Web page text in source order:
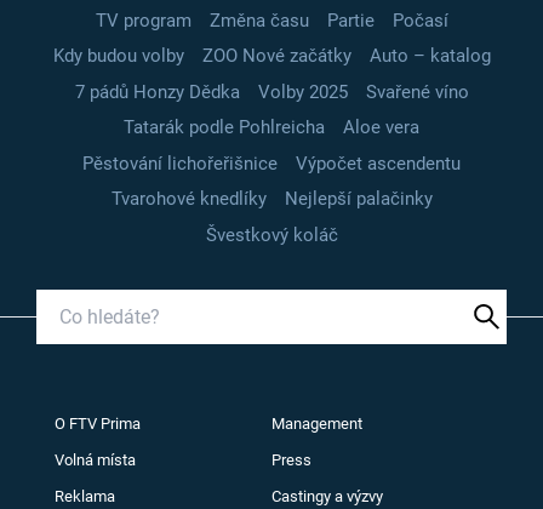
TV program
Změna času Partie
Počasí
Kdy budou volby
ZOO Nové začátky
Auto – katalog
7 pádů Honzy Dědka
Volby 2025
Svařené víno
Tatarák podle Pohlreicha
Aloe vera
Pěstování lichořeřišnice
Výpočet ascendentu
Tvarohové knedlíky
Nejlepší palačinky
Švestkový koláč
O FTV Prima Management
Volná místa Press
Reklama Castingy a výzvy